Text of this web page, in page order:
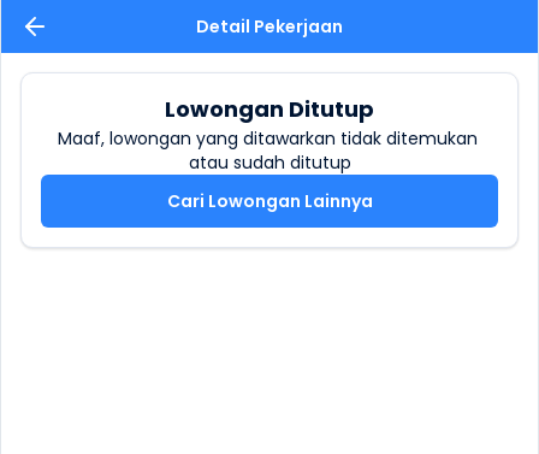
Detail Pekerjaan
Lowongan Ditutup
Maaf, lowongan yang ditawarkan tidak ditemukan
atau sudah ditutup
Cari Lowongan Lainnya